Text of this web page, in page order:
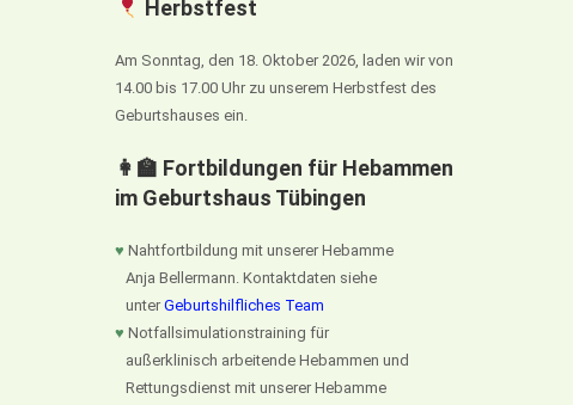
Herbstfest
Am Sonntag, den 18. Oktober 2026, laden wir von
14.00 bis 17.00 Uhr zu unserem Herbstfest des
Geburtshauses ein.
👩‍🏫 Fortbildungen für Hebammen
im Geburtshaus Tübingen
♥ Nahtfortbildung mit unserer Hebamme
Anja Bellermann. Kontaktdaten siehe
unter Geburtshilfliches Team
♥ Notfallsimulationstraining für
außerklinisch arbeitende Hebammen und
Rettungsdienst mit unserer Hebamme